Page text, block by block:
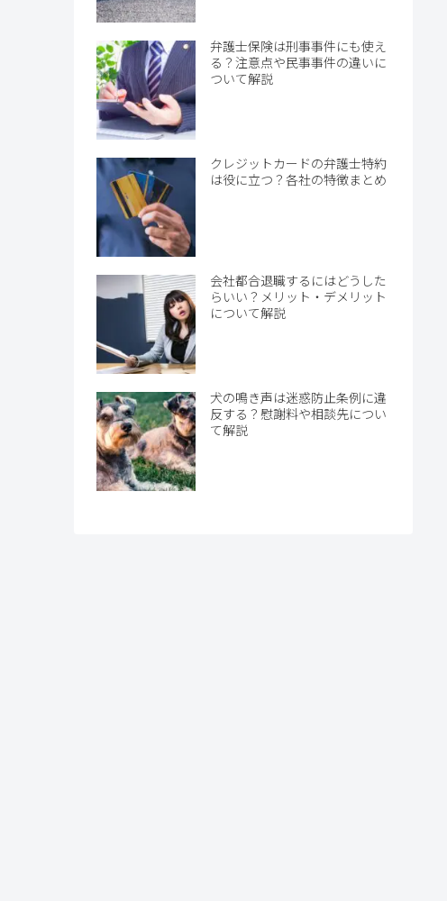
弁護士保険は刑事事件にも使え
る？注意点や民事事件の違いに
ついて解説
クレジットカードの弁護士特約
は役に立つ？各社の特徴まとめ
会社都合退職するにはどうした
らいい？メリット・デメリット
について解説
犬の鳴き声は迷惑防止条例に違
反する？慰謝料や相談先につい
て解説